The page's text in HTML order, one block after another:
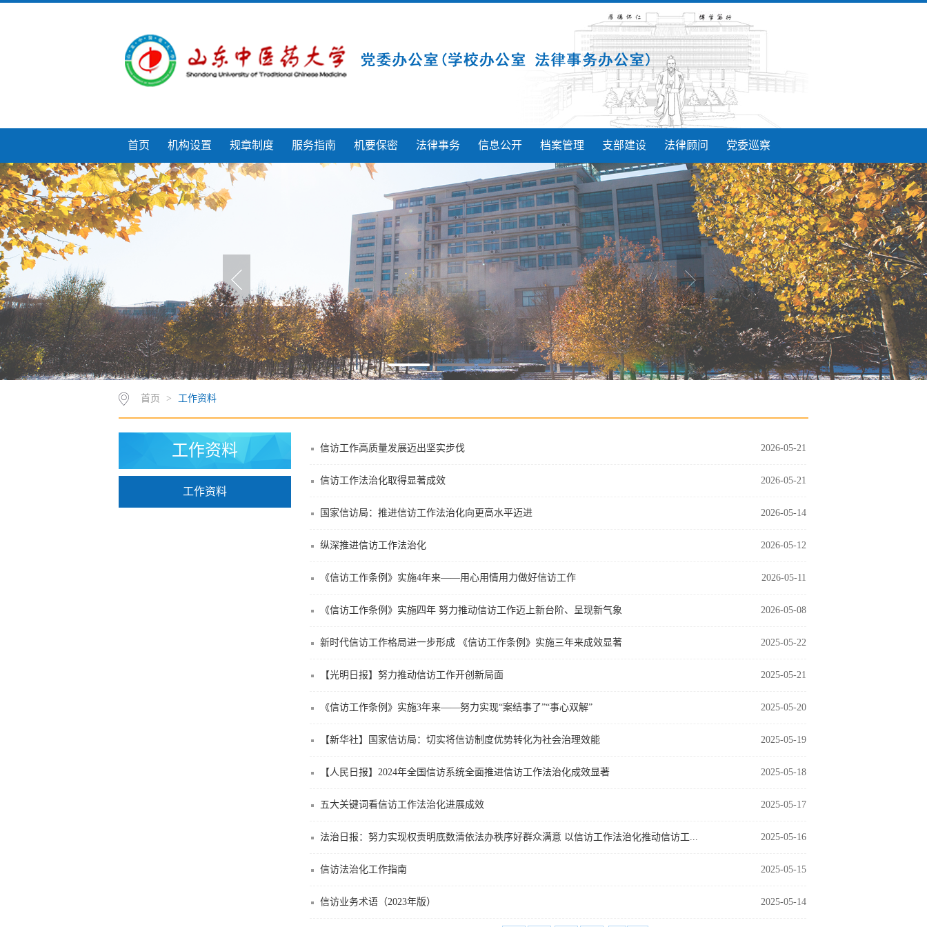
首页 机构设置 规章制度 服务指南 机要保密 法律事务 信息公开 档案管理 支部建设 法律顾问 党委巡察
首页 > 工作资料
工作资料
工作资料
信访工作高质量发展迈出坚实步伐 2026-05-21
信访工作法治化取得显著成效 2026-05-21
国家信访局：推进信访工作法治化向更高水平迈进 2026-05-14
纵深推进信访工作法治化 2026-05-12
《信访工作条例》实施4年来——用心用情用力做好信访工作 2026-05-11
《信访工作条例》实施四年 努力推动信访工作迈上新台阶、呈现新气象 2026-05-08
新时代信访工作格局进一步形成 《信访工作条例》实施三年来成效显著 2025-05-22
【光明日报】努力推动信访工作开创新局面 2025-05-21
《信访工作条例》实施3年来——努力实现“案结事了”“事心双解” 2025-05-20
【新华社】国家信访局：切实将信访制度优势转化为社会治理效能 2025-05-19
【人民日报】2024年全国信访系统全面推进信访工作法治化成效显著 2025-05-18
五大关键词看信访工作法治化进展成效 2025-05-17
法治日报：努力实现权责明底数清依法办秩序好群众满意 以信访工作法治化推动信访工... 2025-05-16
信访法治化工作指南 2025-05-15
信访业务术语（2023年版） 2025-05-14